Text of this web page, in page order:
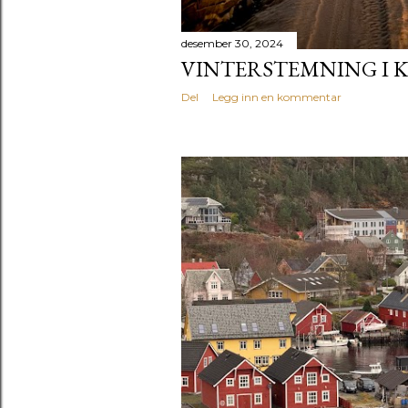
desember 30, 2024
VINTERSTEMNING I
Del Legg inn en kommentar